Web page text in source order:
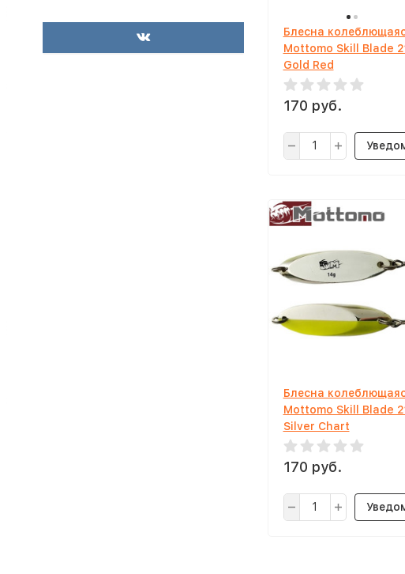
Блесна
Mottomo Skill Blade
Gold Red
170 руб.
Блесна
Mottomo Skill Blade
Silver Chart
170 руб.